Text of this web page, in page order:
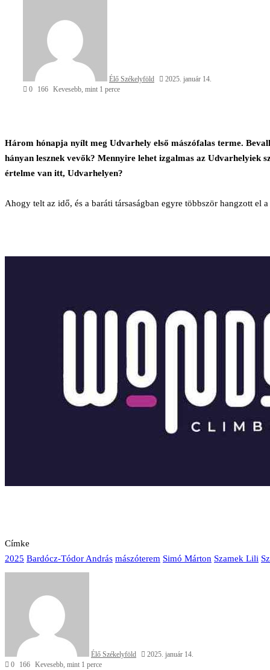
Élő Székelyföld
2025. január 14.
0
166 Kevesebb, mint 1 perce
Facebook
X
Reddit
WhatsApp
Megosztás
ben
Nyomtatás
Három hónapja nyílt meg Udvarhely első mászófalas terme.
hányan lesznek vevők? Mennyire lehet izgalmas az Udvarhelyiek
értelme van itt, Udvarhelyen?
Ahogy telt az idő, és a baráti társaságban egyre többször hangzott el
Címke
2025 Bardócz-Tódor András mászóterem Simó Márton Szamek Lili
Élő Székelyföld
2025. január 14.
0
166 Kevesebb, mint 1 perce